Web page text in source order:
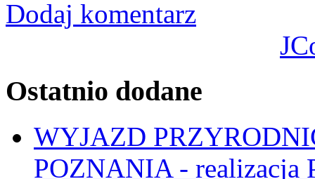
Dodaj komentarz
Ostatnio dodane
WYJAZD
POZNANIA - realizacja